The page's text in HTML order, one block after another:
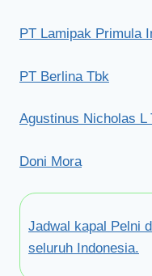
PT Lamipak Primula
PT Berlina Tbk
Agustinus Nicholas L
Doni Mora
Jadwal kapal Pelni
seluruh Indonesia.